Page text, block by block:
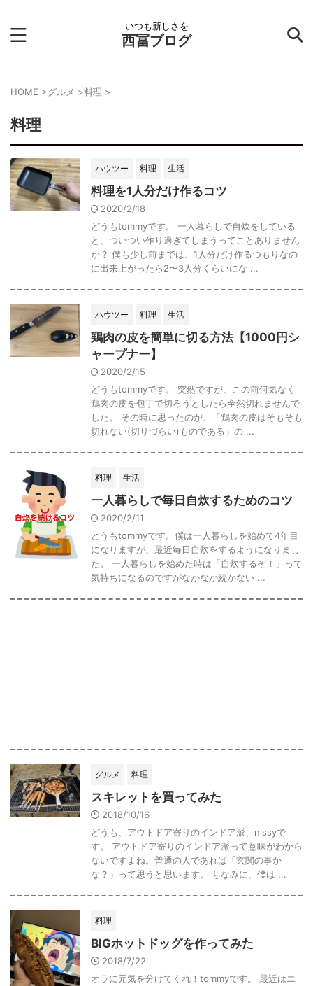
いつも新しさを
西冨ブログ
HOME >グルメ >料理 >
料理
ハウツー 料理 生活
料理を1人分だけ作るコツ
2020/2/18
どうもtommyです。 一人暮らしで自炊をしている
と、ついつい作り過ぎてしまうってことありません
か？ 僕も少し前までは、1人分だけ作るつもりなの
に出来上がったら2〜3人分くらいにな ...
ハウツー 料理 生活
鶏肉の皮を簡単に切る方法【1000円シ
ャープナー】
2020/2/15
どうもtommyです。 突然ですが、この前何気なく
鶏肉の皮を包丁で切ろうとしたら全然切れませんで
した。 その時に思ったのが、「鶏肉の皮はそもそも
切れない(切りづらい)ものである」の ...
料理 生活
一人暮らしで毎日自炊するためのコツ
2020/2/11
どうもtommyです。僕は一人暮らしを始めて4年目
になりますが、最近毎日自炊をするようになりまし
た。 一人暮らしを始めた時は「自炊するぞ！」って
気持ちになるのですがなかなか続かない ...
グルメ 料理
スキレットを買ってみた
2018/10/16
どうも、アウトドア寄りのインドア派、nissyで
す。 アウトドア寄りのインドア派って意味がわから
ないですよね。普通の人であれば「玄関の事か
な？」って思うと思います。 ちなみに、僕は ...
料理
BIGホットドッグを作ってみた
2018/7/22
オラに元気を分けてくれ！tommyです。 最近はエ